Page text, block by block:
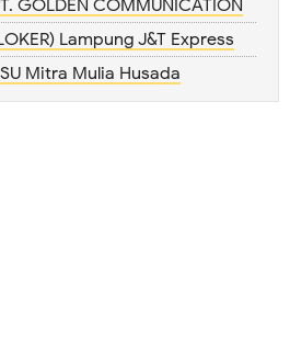
GOLDEN COMMUNICATION
Lampung J&T Express
Mitra Mulia Husada